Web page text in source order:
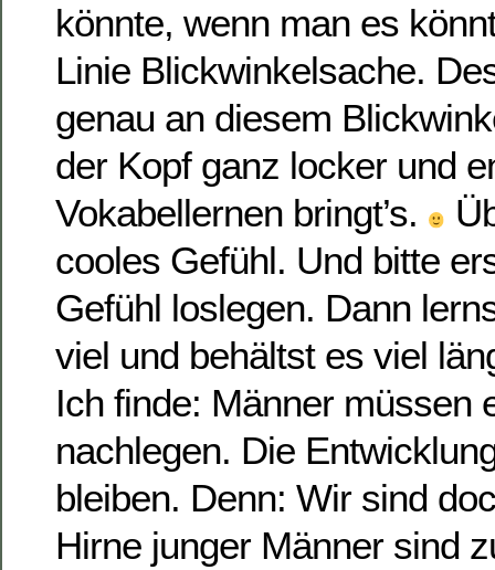
könnte, wenn man es
Linie Blickwinkelsache.
genau an diesem
der Kopf ganz locker und
Vokabellernen bringt’s.
cooles Gefühl. Und bitte
Gefühl loslegen. Dann
viel und behältst es viel
Ich finde: Männer müssen
nachlegen. Die
bleiben. Denn: Wir sind
Hirne junger Männer sind